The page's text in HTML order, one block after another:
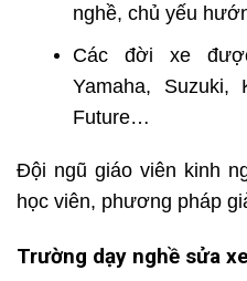
nghề, chủ yếu
Các đời xe
Yamaha, Suzuki,
Future…
Đội ngũ giáo viên kinh
học viên, phương pháp
Trường dạy nghề sửa